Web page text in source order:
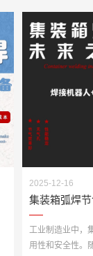
2025-12-16
集装箱弧焊
工业制造业中，
用性和安全性。